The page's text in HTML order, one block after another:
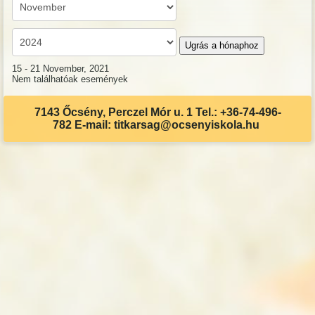
Ugrás a hónaphoz
15 - 21 November, 2021
Nem találhatóak események
7143 Őcsény, Perczel Mór u. 1 Tel.: +36-74-496-
782 E-mail: titkarsag@ocsenyiskola.hu